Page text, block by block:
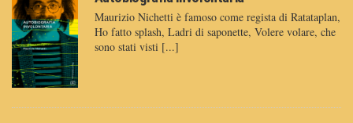
Maurizio Nichetti è famoso come regista di Ratataplan,
Ho fatto splash, Ladri di saponette, Volere volare, che
sono stati visti [...]